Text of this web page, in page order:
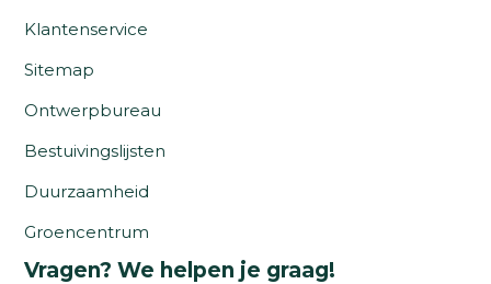
Klantenservice
Sitemap
Ontwerpbureau
Bestuivingslijsten
Duurzaamheid
Groencentrum
Vragen? We helpen je graag!